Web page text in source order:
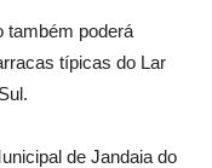
também poderá
típicas do Lar
de Jandaia do